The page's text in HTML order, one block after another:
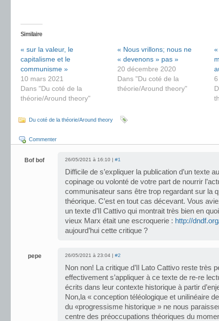
Similaire
« sur la valeur, le
capitalisme et le
communisme »
10 mars 2021
Dans "Du coté de la
théorie/Around theory"
« Nous vrillons; nous ne
« devenons » pas »
20 décembre 2020
Dans "Du coté de la
théorie/Around theory"
Du coté de la théorie/Around theory
Commenter
Bof bof 26/05/2021 à 16:10 | #1
Difficile de s’expliquer la publication d’un texte
copinage ou volonté de votre part de nourrir
communisateur sans être trop regardant sur la
théorique. C’est en tout cas décevant. Vous
un texte d’Il Cattivo qui montrait très bien en
vieux Marx était une escroquerie : http://
aujourd’hui cette critique ?
pepe 26/05/2021 à 23:04 | #2
Non non! La critique d’Il Lato Cattivo reste très
effectivement s’appliquer à ce texte de re-re
écrits dans leur contexte historique à partir
Non,la « conception téléologique et unilinéaire
du «progressisme historique » ne nous
centre des préoccupations théoriques du